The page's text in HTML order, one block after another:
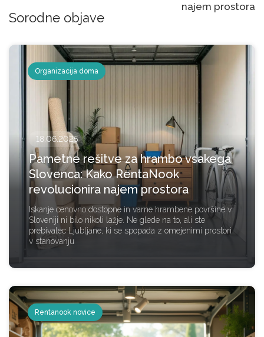
najem prostora
Sorodne objave
Organizacija doma
18.06.2025
Pametne rešitve za hrambo vsakega
Slovenca: Kako RentaNook
revolucionira najem prostora
Iskanje cenovno dostopne in varne hrambene površine v
Sloveniji ni bilo nikoli lažje. Ne glede na to, ali ste
prebivalec Ljubljane, ki se spopada z omejenimi prostori
v stanovanju
Rentanook novice